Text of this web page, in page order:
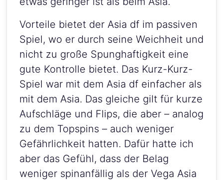
Vorteile bietet der Asia df im passiven
Spiel, wo er durch seine Weichheit und
nicht zu große Spunghaftigkeit eine
gute Kontrolle bietet. Das Kurz-Kurz-
Spiel war mit dem Asia df einfacher als
mit dem Asia. Das gleiche gilt für kurze
Aufschläge und Flips, die aber – analog
zu dem Topspins – auch weniger
Gefährlichkeit hatten. Dafür hatte ich
aber das Gefühl, dass der Belag
weniger spinanfällig als der Vega Asia